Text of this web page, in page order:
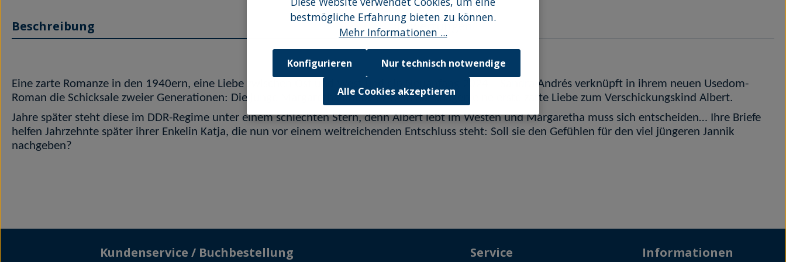
Beschreibung Bewertungen
Eine zarte Romanze in den 1940ern, eine Liebe zwischen Ost und West und ein Neuanfang 2024 – Sandra Andrés verknüpft in ihrem neuen Usedom-
Roman die Schicksale zweier Generationen: Die junge Margaretha erlebt 1942 in Karlshagen eine erste zarte Liebe zum Verschickungskind Albert.
Jahre später steht diese im DDR-Regime unter einem schlechten Stern, denn Albert lebt im Westen und Margaretha muss sich entscheiden… Ihre Briefe
helfen Jahrzehnte später ihrer Enkelin Katja, die nun vor einem weitreichenden Entschluss steht: Soll sie den Gefühlen für den viel jüngeren Jannik
nachgeben?
Kundenservice / Buchbestellung Service Informationen
bestmögliche Erfahrung bieten zu können.
Mehr Informationen ...
Nur technisch notwendige
Konfigurieren
Alle Cookies akzeptieren